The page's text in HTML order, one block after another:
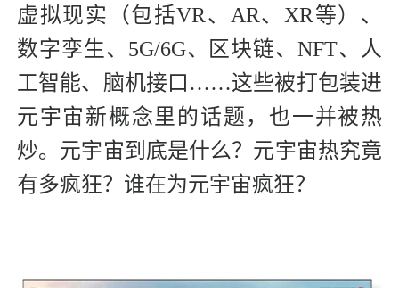
虚拟现实（包括VR、AR、XR等）、
数字孪生、5G/6G、区块链、NFT、人
工智能、脑机接口……这些被打包装进
元宇宙新概念里的话题，也一并被热
炒。元宇宙到底是什么？元宇宙热究竟
有多疯狂？谁在为元宇宙疯狂？